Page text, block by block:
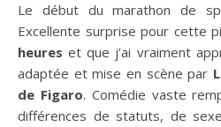
Le début du marathon de
Excellente surprise pour cette
heures et que j’ai vraiment
adaptée et mise en scène par
de Figaro. Comédie vaste
différences de statuts, de